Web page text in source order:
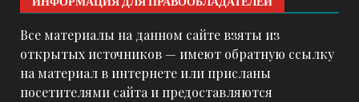
Все материалы на данном сайте взяты из
открытых источников — имеют обратную ссылку
на материал в интернете или присланы
посетителями сайта и предоставляются